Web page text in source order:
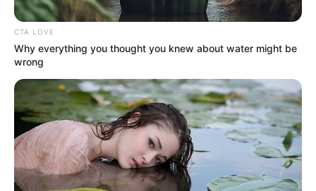
Cortesía Policía Nacional
CTA LOVE
Why everything you thought you knew about water might be
wrong